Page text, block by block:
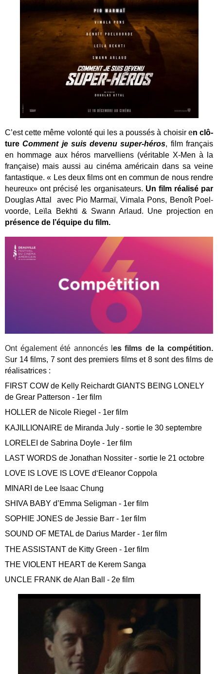
C’est cette même volon­té qui les a poussés à choi­sir en clô­
ture Com­ment je suis deve­nu super-héros, film fran­çais
en hom­mage aux héros mar­vel­liens (véri­table X‑Men à la
fran­çaise) mais aus­si au ciné­ma amé­ri­cain dans sa veine
fan­tas­tique. « Les deux films ont en com­mun de nous rendre
heu­reux» ont précisé les organisateurs. Un film réalisé par
Dou­glas Attal avec Pio Mar­maï, Vima­la Pons, Benoît Poel­
voorde, Leï­la Bekh­ti & Swann Arlaud. Une projection en
pré­sence de l’équipe du film.
Ont également été annoncés l es films de la compétition.
Sur 14 films, 7 sont des premiers films et 8 sont des films de
réalisatrices :
FIRST COW de Kelly Reichardt GIANTS BEING LONELY
de Grear Patterson - 1er film
HOLLER de Nicole Riegel - 1er film
KAJILLIONAIRE de Miranda July - sortie le 30 septembre
LORELEI de Sabrina Doyle - 1er film
LAST WORDS de Jonathan Nossiter - sortie le 21 octobre
LOVE IS LOVE IS LOVE d‘Eleanor Coppola
MINARI de Lee Isaac Chung
SHIVA BABY d’Emma Seligman - 1er film
SOPHIE JONES de Jessie Barr - 1er film
SOUND OF METAL de Darius Marder - 1er film
THE ASSISTANT de Kitty Green - 1er film
THE VIOLENT HEART de Kerem Sanga
UNCLE FRANK de Alan Ball - 2e film